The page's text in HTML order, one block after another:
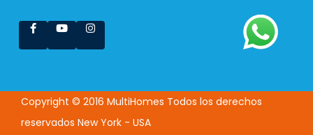
Copyright © 2016 MultiHomes Todos los derechos
reservados New York - USA